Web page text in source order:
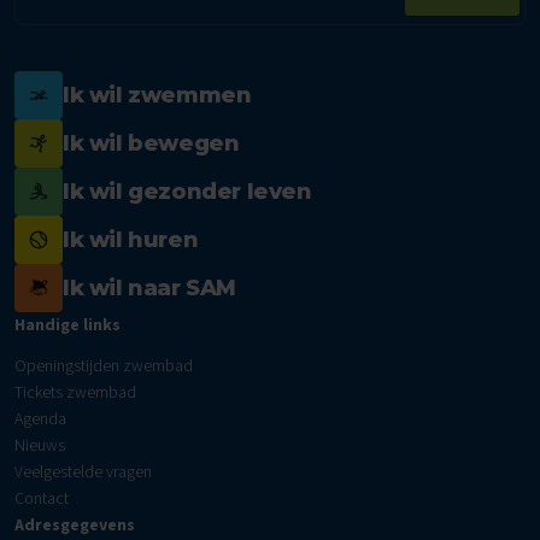
Ik wil zwemmen
Ik wil bewegen
Ik wil gezonder leven
Ik wil huren
Ik wil naar SAM
Handige links
Openingstijden zwembad
Tickets zwembad
Agenda
Nieuws
Veelgestelde vragen
Contact
Adresgegevens